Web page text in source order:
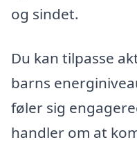
og sindet.
Du kan tilpasse
barns
føler sig
handler om at